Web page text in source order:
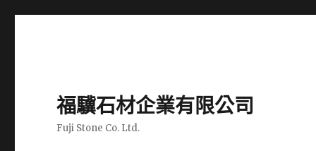
福驥石材企業有限公司
Fuji Stone Co. Ltd.